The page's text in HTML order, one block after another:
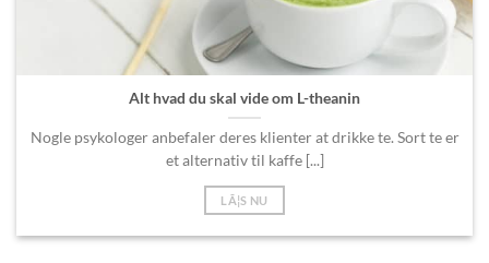
Alt hvad du skal vide om L-theanin
Nogle psykologer anbefaler deres klienter at drikke te. Sort te er
et alternativ til kaffe [...]
LÃ¦S NU